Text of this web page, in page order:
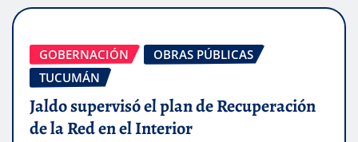
GOBERNACIÓN
OBRAS PÚBLICAS
TUCUMÁN
Jaldo supervisó el plan de Recuperación
de la Red en el Interior